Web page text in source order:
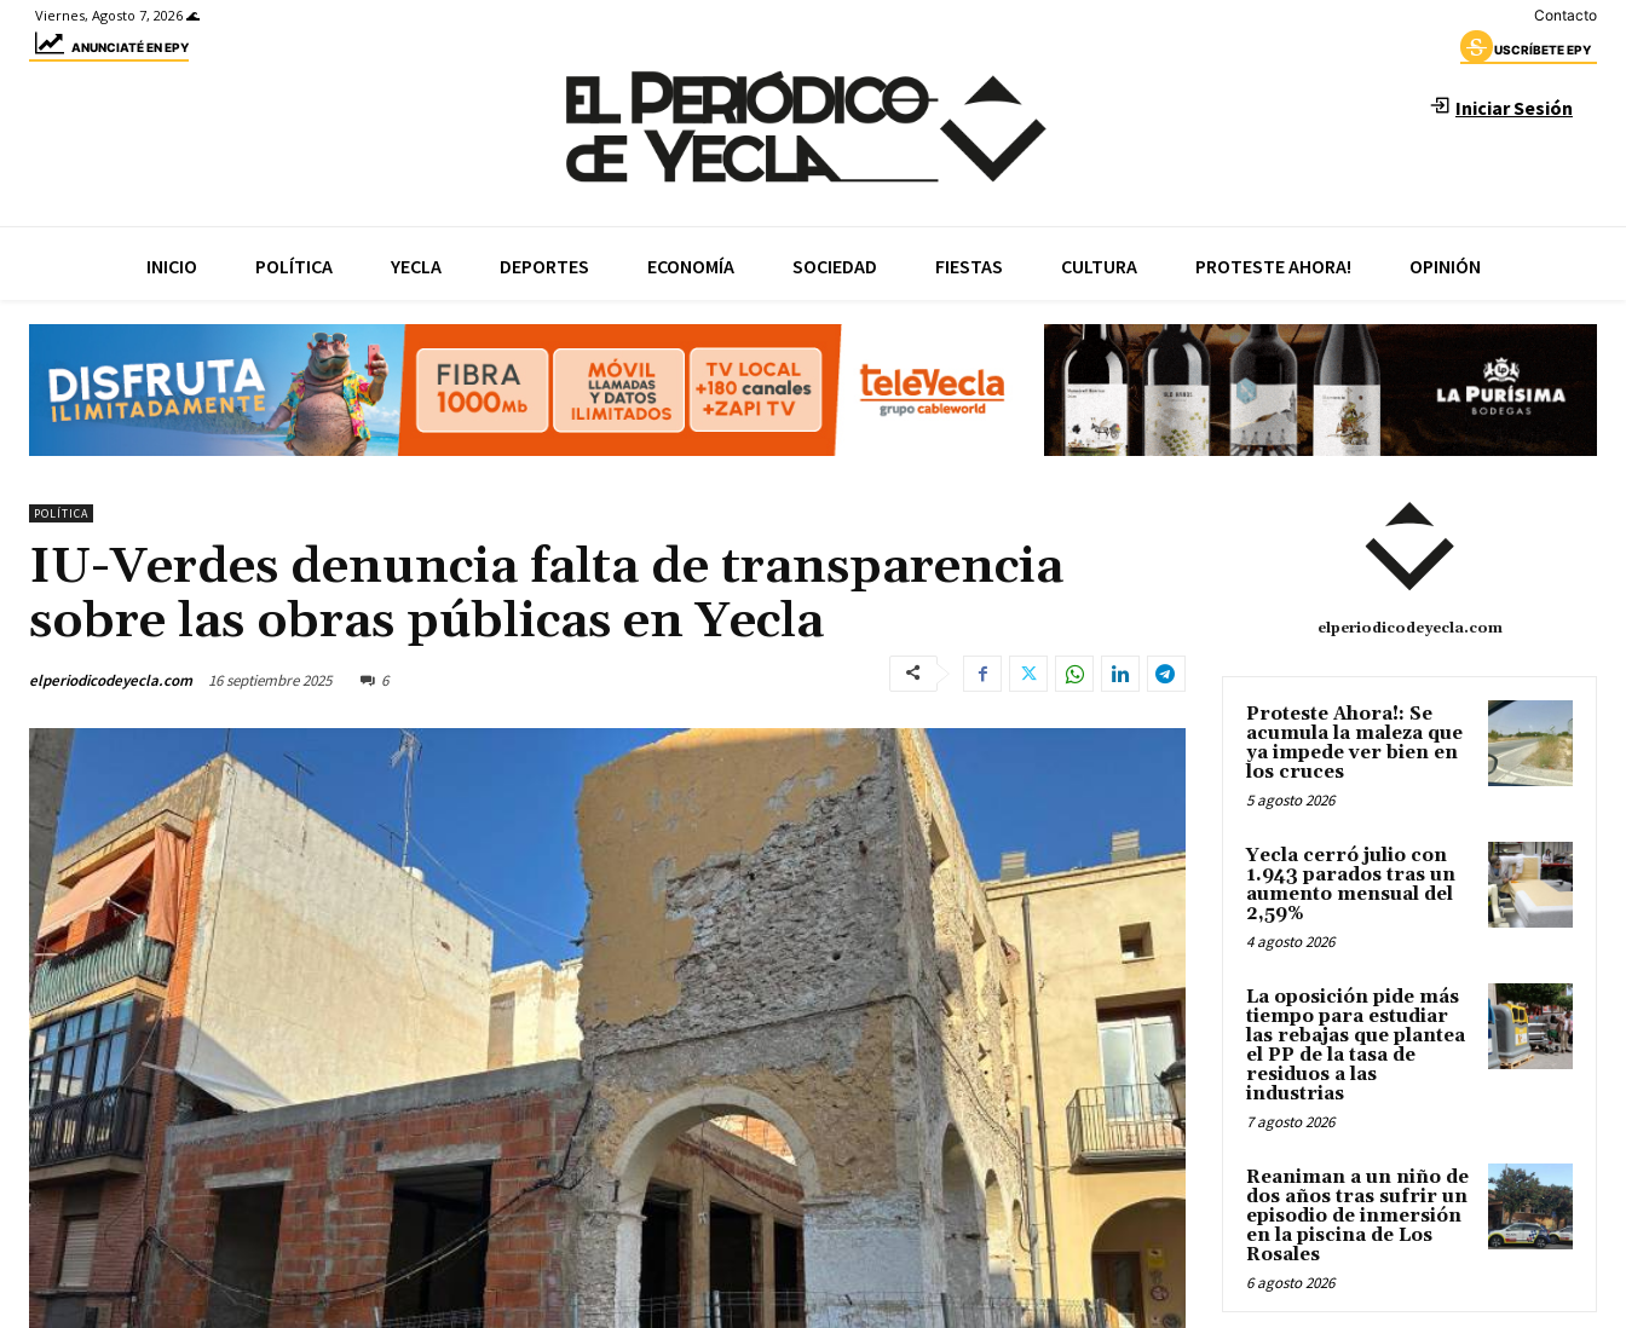
Viernes, Agosto 7, 2026 🌊 Contacto
ANUNCIATÉ EN EPY USCRÍBETE EPY
Iniciar Sesión
INICIO POLÍTICA YECLA DEPORTES ECONOMÍA SOCIEDAD FIESTAS CULTURA PROTESTE AHORA! OPINIÓN
POLÍTICA
IU-Verdes denuncia falta de transparencia
sobre las obras públicas en Yecla
elperiodicodeyecla.com 16 septiembre 2025 6
elperiodicodeyecla.com
Proteste Ahora!: Se
acumula la maleza que
ya impede ver bien en
los cruces
5 agosto 2026
Yecla cerró julio con
1.943 parados tras un
aumento mensual del
2,59%
4 agosto 2026
La oposición pide más
tiempo para estudiar
las rebajas que plantea
el PP de la tasa de
residuos a las
industrias
7 agosto 2026
Reaniman a un niño de
dos años tras sufrir un
episodio de inmersión
en la piscina de Los
Rosales
6 agosto 2026